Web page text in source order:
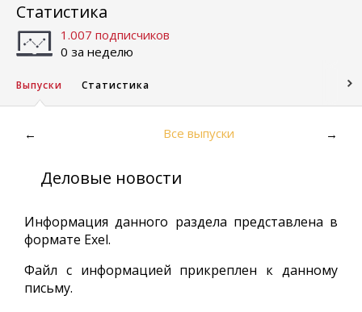
Статистика
1.007 подписчиков
0 за неделю
Выпуски Статистика
← Все выпуски →
Деловые новости
Информация данного раздела представлена в
формате Exel.
Файл с информацией прикреплен к данному
письму.